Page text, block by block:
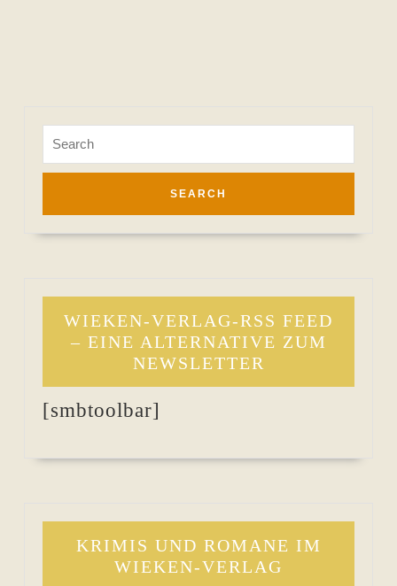
for:
WIEKEN-VERLAG-RSS FEED
– EINE ALTERNATIVE ZUM
NEWSLETTER
[smbtoolbar]
KRIMIS UND ROMANE IM
WIEKEN-VERLAG